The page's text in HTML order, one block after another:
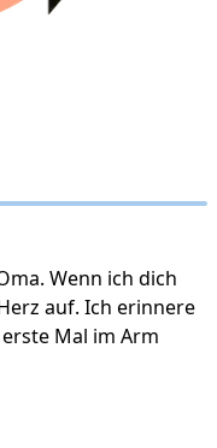
Wenn ich dich
auf. Ich erinnere
Mal im Arm